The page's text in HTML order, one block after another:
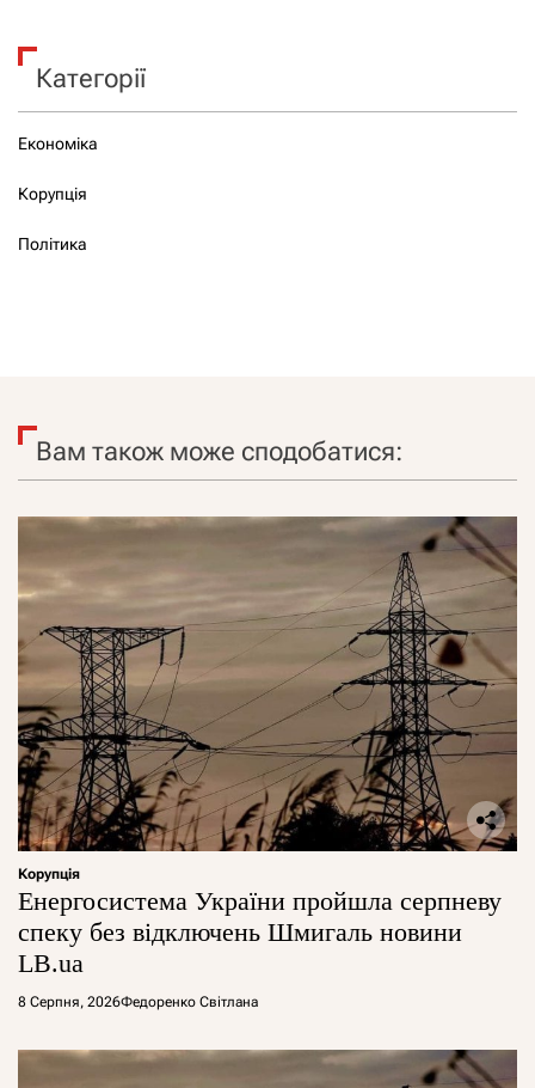
Категорії
Економіка
Корупція
Політика
Вам також може сподобатися:
Корупція
Енергосистема України пройшла серпневу
спеку без відключень Шмигаль новини
LB.ua
8 Серпня, 2026Федоренко Світлана